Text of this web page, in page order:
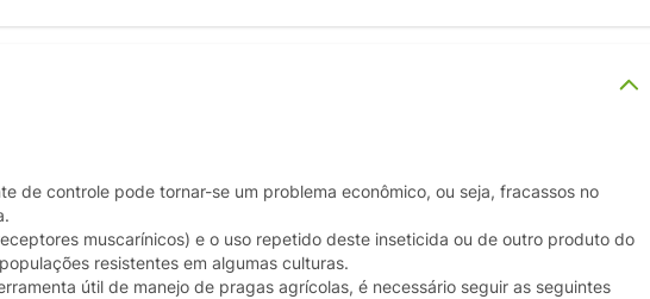
de controle pode tornar-se um problema econômico, ou seja, fracassos no
muscarínicos) e o uso repetido deste inseticida ou de outro produto do
resistentes em algumas culturas.
útil de manejo de pragas agrícolas, é necessário seguir as seguintes